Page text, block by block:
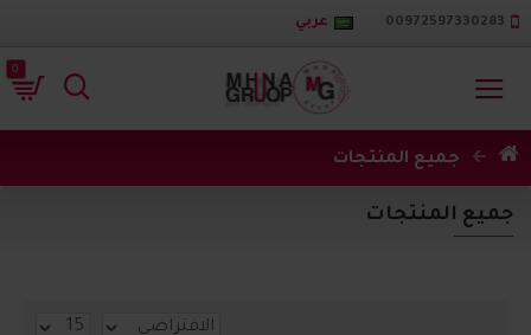
00972597330283 عربي
0
جميع المنتجات
جميع المنتجات